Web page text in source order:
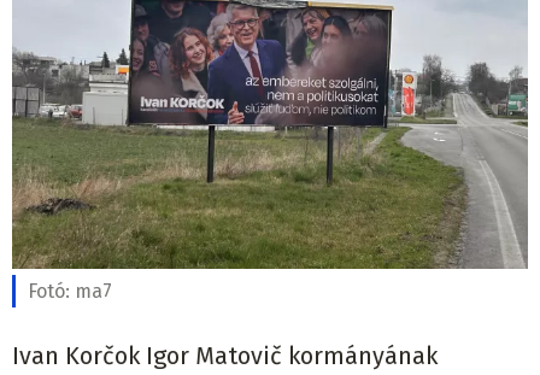
Fotó: ma7
Ivan Korčok Igor Matovič kormányának